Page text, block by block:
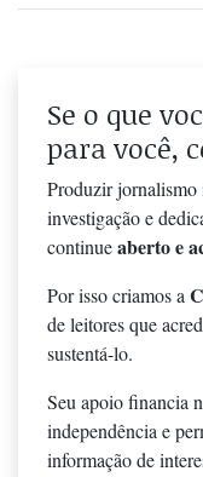
Se o que
para você,
Produzir jornalismo
investigação e
continueaberto e
Por isso criamos a
de leitores que
sustentá-lo.
Seu apoio financia
independência e
informação de